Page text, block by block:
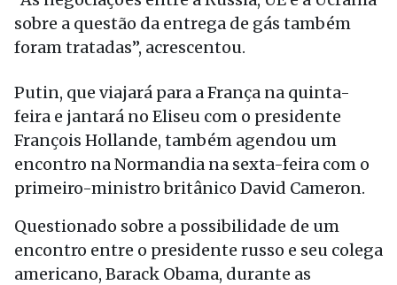
sobre a questão da entrega de gás também
foram tratadas”, acrescentou.
Putin, que viajará para a França na quinta-
feira e jantará no Eliseu com o presidente
François Hollande, também agendou um
encontro na Normandia na sexta-feira com o
primeiro-ministro britânico David Cameron.
Questionado sobre a possibilidade de um
encontro entre o presidente russo e seu colega
americano, Barack Obama, durante as